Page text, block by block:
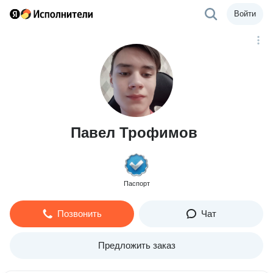
Войти
Павел Трофимов
Паспорт
Позвонить Чат
Предложить заказ